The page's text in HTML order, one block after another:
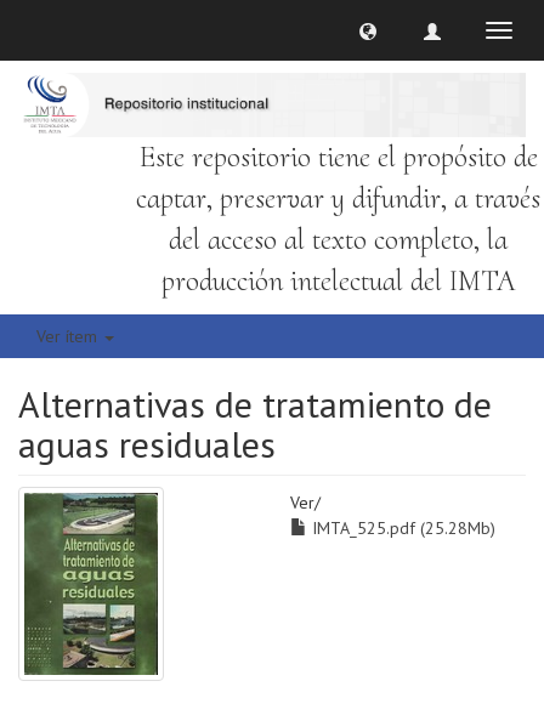
Este repositorio tiene el propósito de
captar, preservar y difundir, a través
del acceso al texto completo, la
producción intelectual del IMTA
Ver ítem
Alternativas de tratamiento de
aguas residuales
Ver/
IMTA_525.pdf (25.28Mb)